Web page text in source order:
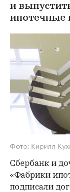
и
ипотечные
Фото: Кирилл
Сбербанк и
«Фабрики
подписали